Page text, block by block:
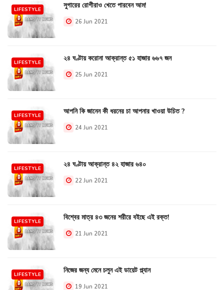
LIFESTYLE সুগারের রোগীরাও খেতে পারবেন আম!
26 Jun 2021
LIFESTYLE ২৪ ঘণ্টায় করোনা আক্রান্ত ৫১ হাজার ৬৬৭ জন
25 Jun 2021
LIFESTYLE আপনি কি জানেন কী ধরনের চা আপনার খাওয়া উচিত ?
24 Jun 2021
LIFESTYLE ২৪ ঘণ্টায় আক্রান্ত ৪২ হাজার ৬৪০
22 Jun 2021
LIFESTYLE বিশ্বের মাত্র ৪৩ জনের শরীরে বইছে এই রক্ত!
21 Jun 2021
LIFESTYLE নিজের জন্য মেনে চলুন এই ডায়েট প্ল্যান
19 Jun 2021